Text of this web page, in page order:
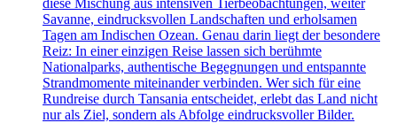
diese Mischung aus intensiven Tierbeobachtungen, weiter
Savanne, eindrucksvollen Landschaften und erholsamen
Tagen am Indischen Ozean. Genau darin liegt der besondere
Reiz: In einer einzigen Reise lassen sich berühmte
Nationalparks, authentische Begegnungen und entspannte
Strandmomente miteinander verbinden. Wer sich für eine
Rundreise durch Tansania entscheidet, erlebt das Land nicht
nur als Ziel, sondern als Abfolge eindrucksvoller Bilder.